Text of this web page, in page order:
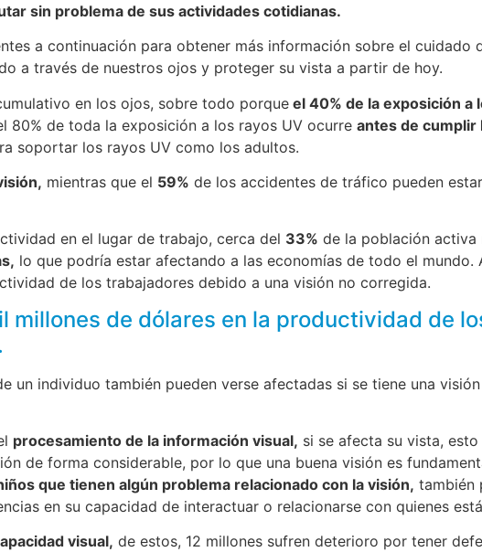
sin problema de sus actividades cotidianas.
a continuación para obtener más información sobre el cuidado
a través de nuestros ojos y proteger su vista a partir de hoy.
en los ojos, sobre todo porque el 40% de la exposición a
80% de toda la exposición a los rayos UV ocurre antes de cumplir
soportar los rayos UV como los adultos.
mientras que el 59% de los accidentes de tráfico pueden
en el lugar de trabajo, cerca del 33% de la población activa
lo que podría estar afectando a las economías de todo el mundo.
de los trabajadores debido a una visión no corregida.
millones de dólares en la productividad de
un individuo también pueden verse afectadas si se tiene una
procesamiento de la información visual, si se afecta su vista,
de forma considerable, por lo que una buena visión es
que tienen algún problema relacionado con la visión, también
en su capacidad de interactuar o relacionarse con quienes
visual, de estos, 12 millones sufren deterioro por tener